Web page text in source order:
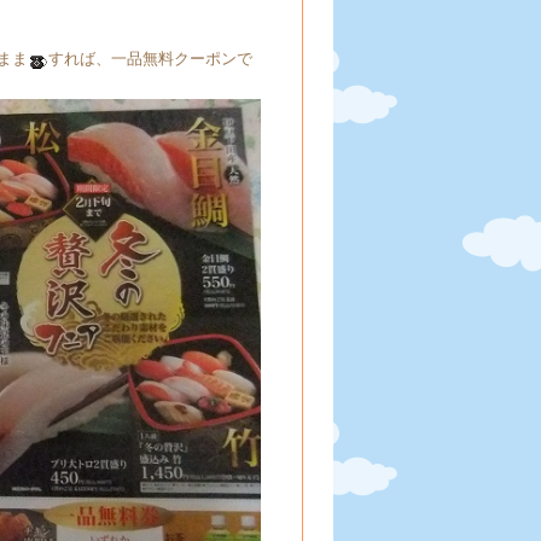
ま すれば、一品無料クーポンで